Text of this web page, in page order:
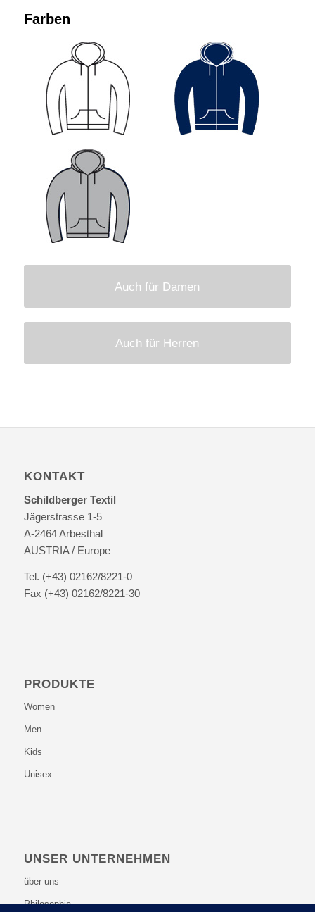
Farben
Auch für Damen
Auch für Herren
KONTAKT
Schildberger Textil
Jägerstrasse 1-5
A-2464 Arbesthal
AUSTRIA / Europe
Tel. (+43) 02162/8221-0
Fax (+43) 02162/8221-30
PRODUKTE
Women
Men
Kids
Unisex
UNSER UNTERNEHMEN
über uns
Philosophie